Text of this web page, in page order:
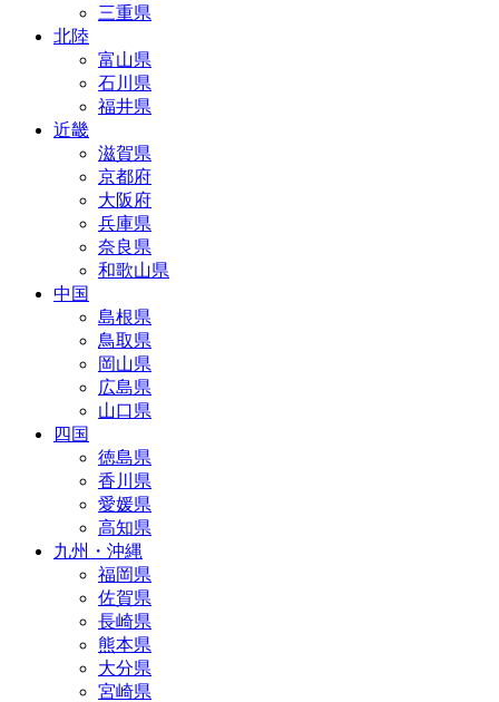
三重県
北陸
富山県
石川県
福井県
近畿
滋賀県
京都府
大阪府
兵庫県
奈良県
和歌山県
中国
島根県
鳥取県
岡山県
広島県
山口県
四国
徳島県
香川県
愛媛県
高知県
九州・沖縄
福岡県
佐賀県
長崎県
熊本県
大分県
宮崎県